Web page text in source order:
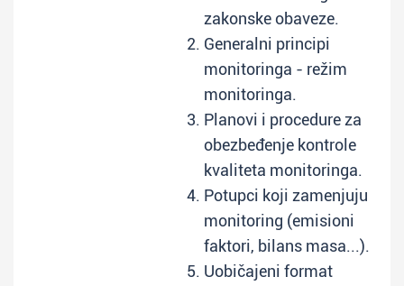
zakonske obaveze.
Generalni principi
monitoringa - režim
monitoringa.
Planovi i procedure za
obezbeđenje kontrole
kvaliteta monitoringa.
Potupci koji zamenjuju
monitoring (emisioni
faktori, bilans masa...).
Uobičajeni format